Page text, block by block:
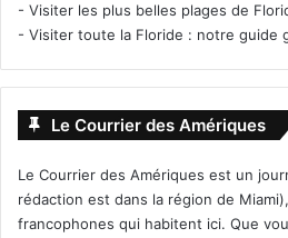
- Visiter les plus belles plages de
- Visiter toute la Floride : notre guide
Le Courrier des Amériques
Le Courrier des Amériques est un
rédaction est dans la région de
francophones qui habitent ici. Que